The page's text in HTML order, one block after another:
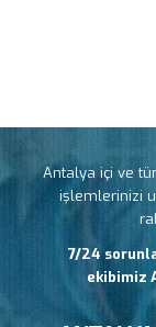
Antalya içi ve
işlemlerinizi
7/24
ekibimiz